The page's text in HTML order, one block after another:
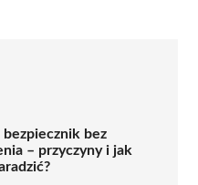
bez
– przyczyny i jak